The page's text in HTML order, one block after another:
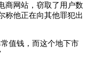
商网站，窃取了用户数
称他正在向其他罪犯出
值钱，而这个地下市